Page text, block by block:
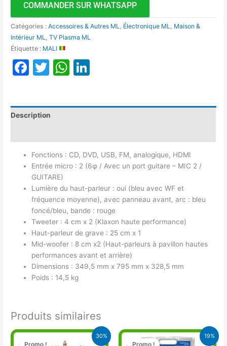
COMMANDER SUR WHATSAPP
Catégories :Accessoires & Autres ML, Électronique ML, Maison &
Intérieur ML,TV Plasma ML
Étiquette : MALI
Facebook
TwitterWhatsApp
Description
Fonctions : CD, DVD, USB, FM, analogique, HDMI
Entrée micro : 2 (6φ / Avec un port guitare – MIC 2 /
GUITARE)
Lumière du haut-parleur : oui (bleu avec WF et
fréquence moyenne), avec panneau avant, arc : bleu
foncé/bleu, bande : rouge
Tweeter : 4 cm x 2 (Klaxon haute performance)
Haut-parleur de grave : 25 cm x 1
Mid-woofer : 8 cm x2 (Haut-parleurs à pavillon hautes
performances avant et arrière)
Dimensions : 349,5 mm x 795 mm x 328,5 mm
Poids : 14,5 kg
Produits similaires
30%
Promo !
Promo !
Le
prix
Le
19%
Promo !
Promo !
Le
prix
Le
prix